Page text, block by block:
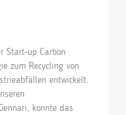
Start-up Carbon
zum Recycling von
entwickelt.
konnte das